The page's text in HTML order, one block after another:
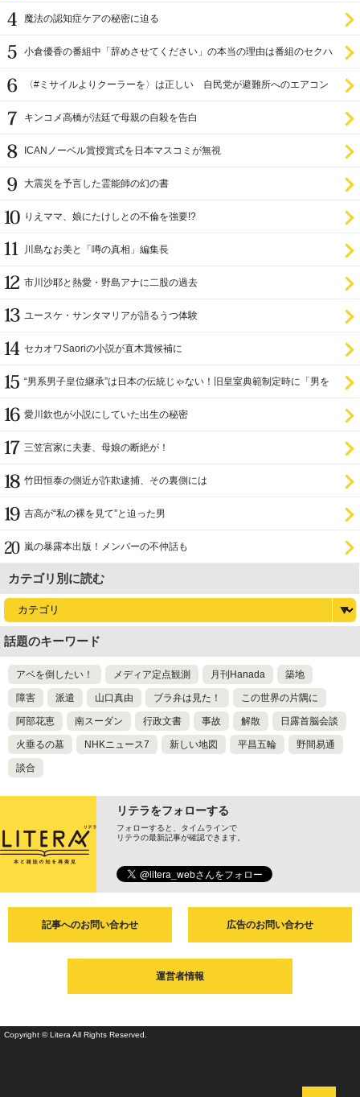
魔法の認知症ケアの秘密に迫る
小倉優香の番組中「辞めさせてください」の本当の理由は番組のセクハ
〈#ミサイルよりクーラーを〉は正しい 自民党が避難所へのエアコン
キンコメ高橋が法廷で母親の自殺を告白
ICANノーベル賞授賞式を日本マスコミが無視
大震災を予言した霊能師の幻の書
りえママ、娘にたけしとの不倫を強要!?
川島なお美と「噂の真相」編集長
市川沙耶と熱愛・野島アナに二股の過去
ユースケ・サンタマリアが語るうつ体験
セカオワSaoriの小説が直木賞候補に
“男系男子皇位継承”は日本の伝統じゃない！旧皇室典範制定時に「男を
愛川欽也が小説にしていた出生の秘密
三笠宮家に夫妻、母娘の断絶が！
竹田恒泰の側近が詐欺逮捕、その裏側には
吉高が“私の裸を見て”と迫った男
嵐の暴露本出版！メンバーの不仲話も
カテゴリ別に読む
話題のキーワード
アベを倒したい！ メディア定点観測 月刊Hanada 築地
障害 派遣 山口真由 ブラ弁は見た！ この世界の片隅に
阿部花恵 南スーダン 行政文書 事故 解散 日露首脳会談
火垂るの墓 NHKニュース7 新しい地図 平昌五輪 野間易通
談合
リテラをフォローする
フォローすると、タイムラインで
リテラの最新記事が確認できます。
記事へのお問い合わせ 広告のお問い合わせ
運営者情報
Copyright © Litera All Rights Reserved.